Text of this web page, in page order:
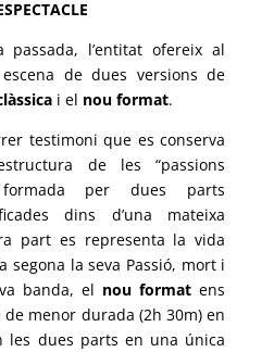
l’entitat ofereix al
de dues versions de
i el nou format.
testimoni que es conserva
de les “passions
formada per dues parts
dins d’una mateixa
part es representa la vida
segona la seva Passió, mort i
banda, el nou format ens
menor durada (2h 30m) en
les dues parts en una única